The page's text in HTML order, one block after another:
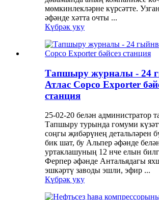
мөмкинлекләрне күрсәтте.
әфәнде хәтта очты ...
Күбрәк уку
Тапшыру журналы - 24
Атлас Copco Exporter
станция
25-02-20 белән администратор
Тапшыру турында гомуми
соңгы җибәрүнең детальләрен
бик шат, бу Альпер әфәнде
уртаклашуның 12 нче елын
Ферпер әфәнде Антальядагы
эшкәртү заводы эшли, эфир ...
Күбрәк уку